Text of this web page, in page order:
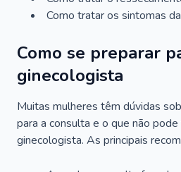
Como tratar os sintomas
Como se preparar
ginecologista
Muitas mulheres têm dúvidas
para a consulta e o que não
ginecologista. As principais